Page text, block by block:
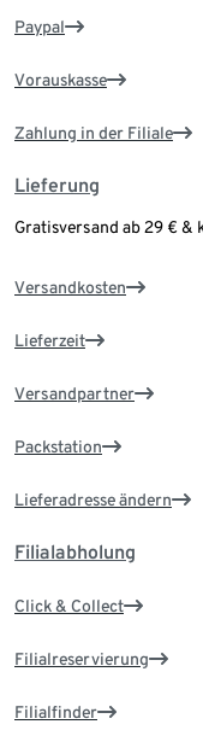
Paypal
Vorauskasse
Zahlung in der Filiale
Lieferung
Gratisversand ab 29 € &
Versandkosten
Lieferzeit
Versandpartner
Packstation
Lieferadresse ändern
Filialabholung
Click & Collect
Filialreservierung
Filialfinder